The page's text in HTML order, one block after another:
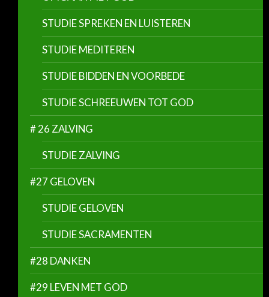
STUDIE SPREKEN EN LUISTEREN
STUDIE MEDITEREN
STUDIE BIDDEN EN VOORBEDE
STUDIE SCHREEUWEN TOT GOD
# 26 ZALVING
STUDIE ZALVING
#27 GELOVEN
STUDIE GELOVEN
STUDIE SACRAMENTEN
#28 DANKEN
#29 LEVEN MET GOD